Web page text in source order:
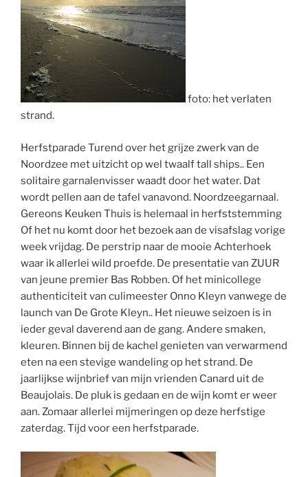
foto: het verlaten
strand.
Herfstparade Turend over het grijze zwerk van de
Noordzee met uitzicht op wel twaalftall ships.. Een
solitaire garnalenvisser waadt door het water. Dat
wordt pellen aan de tafel vanavond. Noordzeegarnaal.
Gereons Keuken Thuis is helemaal in herfststemming
Of het nu komt door het bezoek aan de visafslag vorige
week vrijdag. De perstrip naar de mooie Achterhoek
waar ik allerlei wild proefde. De presentatie van ZUUR
van jeune premier Bas Robben. Of het minicollege
authenticiteit van culimeester Onno Kleyn vanwege de
launch van De Grote Kleyn.. Het nieuwe seizoen is in
ieder geval daverend aan de gang. Andere smaken,
kleuren. Binnen bij de kachel genieten van verwarmend
eten na een stevige wandeling op het strand. De
jaarlijkse wijnbrief van mijn vrienden Canard uit de
Beaujolais. De pluk is gedaan en de wijn komt er weer
aan. Zomaar allerlei mijmeringen op deze herfstige
zaterdag. Tijd voor een herfstparade.